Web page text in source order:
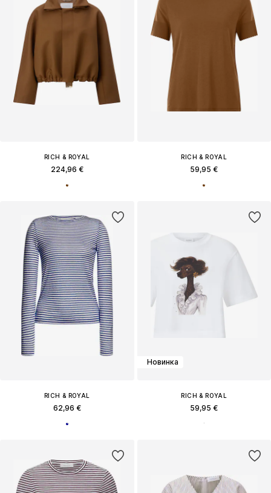
RICH & ROYAL
224,96 €
RICH & ROYAL
59,95 €
RICH & ROYAL
62,96 €
Новинка
RICH & ROYAL
59,95 €